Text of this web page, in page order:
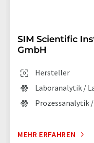
SIM Scientific
GmbH
Hersteller
Laboranalytik /
Prozessanalytik
MEHR ERFAHREN